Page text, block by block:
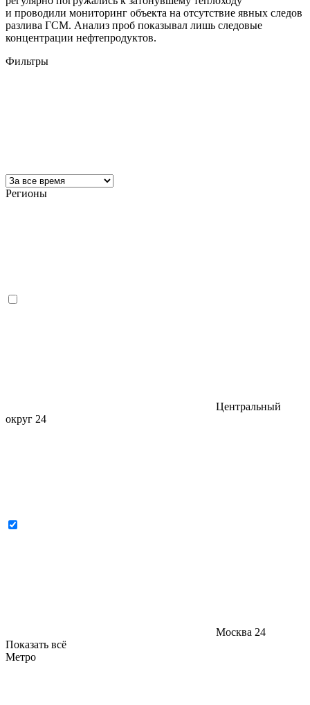
и проводили мониторинг объекта на отсутствие явных следов
разлива ГСМ. Анализ проб показывал лишь следовые
концентрации нефтепродуктов.
Фильтры
Регионы
Центральный
округ 24
Москва 24
Показать всё
Метро